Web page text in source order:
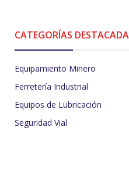
CATEGORÍAS
Equipamiento Minero
Ferretería Industrial
Equipos de Lubricación
Seguridad Vial